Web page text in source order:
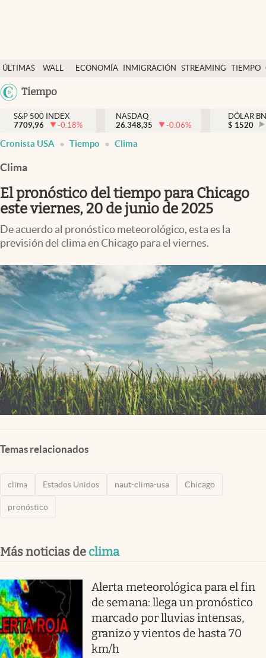
ÚLTIMAS
NOTICIAS
WALL
Y
DÓLAR
ECONOMÍA INMIGRACIÓN STREAMING TIEMPO
México
Tiempo
Finanzas y economía
Wall Street y dólar
Inmigración
Espiritual
Streaming
PC y mobile
Lifestyle
S&P 500 INDEX
7709,96
-0.18%
NASDAQ
26.348,35
-0.06%
DÓLAR
$ 1520
Cronista USA Tiempo Clima
Clima
El pronóstico del tiempo para Chicago
este viernes, 20 de junio de 2025
De acuerdo al pronóstico meteorológico, esta es la
previsión del clima en Chicago para el viernes.
Temas relacionados
clima Estados Unidos naut-clima-usa Chicago
pronóstico
Más noticias de clima
Alerta meteorológica para el fin
de semana: llega un pronóstico
marcado por lluvias intensas,
granizo y vientos de hasta 70
km/h